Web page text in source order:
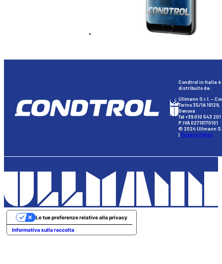
Condtrol in Italia è
distribuito da:
Ullmann S.r.l. –
Torino 35/1A 16129,
Genova
Tel +39 010 543 201
P.IVA 02716170101
© 2024 Ullmann
| Privacy Policy
Informativa sulla raccolta
Le tue preferenze relative alla privacy